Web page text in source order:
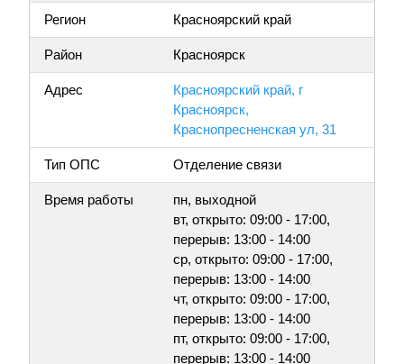
Регион Красноярский край
Район Красноярск
Адрес
Красноярский край, г
Красноярск,
Краснопресненская ул, 31
Тип ОПС Отделение связи
Время работы
пн, выходной
вт, открыто: 09:00 - 17:00,
перерыв: 13:00 - 14:00
ср, открыто: 09:00 - 17:00,
перерыв: 13:00 - 14:00
чт, открыто: 09:00 - 17:00,
перерыв: 13:00 - 14:00
пт, открыто: 09:00 - 17:00,
перерыв: 13:00 - 14:00